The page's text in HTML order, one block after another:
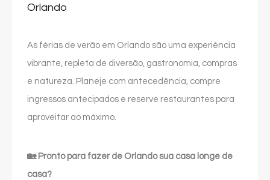
Orlando
As férias de verão em Orlando são uma experiência
vibrante, repleta de diversão, gastronomia, compras
e natureza. Planeje com antecedência, compre
ingressos antecipados e reserve restaurantes para
aproveitar ao máximo.
🏡 Pronto para fazer de Orlando sua casa longe de
casa?